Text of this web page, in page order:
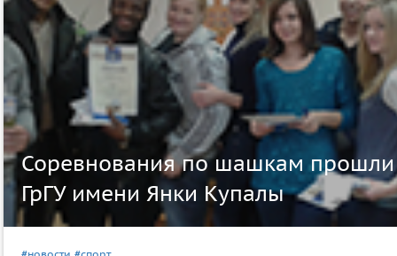
Соревнования по шашкам
ГрГУ имени Янки Купалы